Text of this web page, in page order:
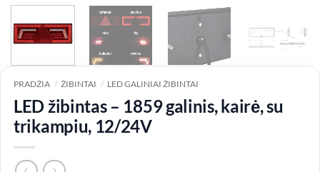
PRADŽIA / ŽIBINTAI / LED GALINIAI ŽIBINTAI
LED žibintas – 1859 galinis, kairė, su
trikampiu, 12/24V